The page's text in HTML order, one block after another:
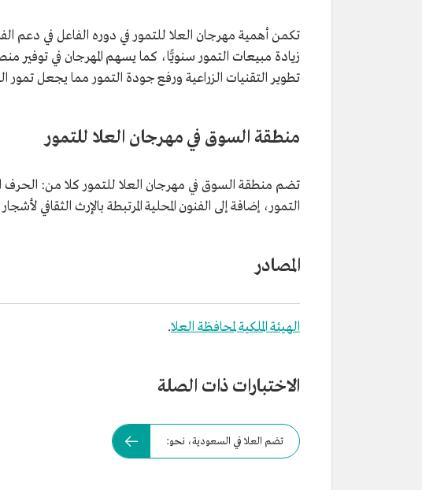
تكمن أهمية مهرجان العلا للتمور في دوره الفاعل في دعم
زيادة مبيعات التمور سنويًّا، كما يسهم المهرجان في توفير
تطوير التقنيات الزراعية ورفع جودة التمور مما يجعل تمور
منطقة السوق في مهرجان العلا للتمور
تضم منطقة السوق في مهرجان العلا للتمور كلا من: الحرف
التمور، إضافة إلى الفنون المحلية المرتبطة بالإرث الثقافي
المصادر
الهيئة الملكية لمحافظة العلا.
الاختبارات ذات الصلة
تضم العلا في السعودية، نحو: